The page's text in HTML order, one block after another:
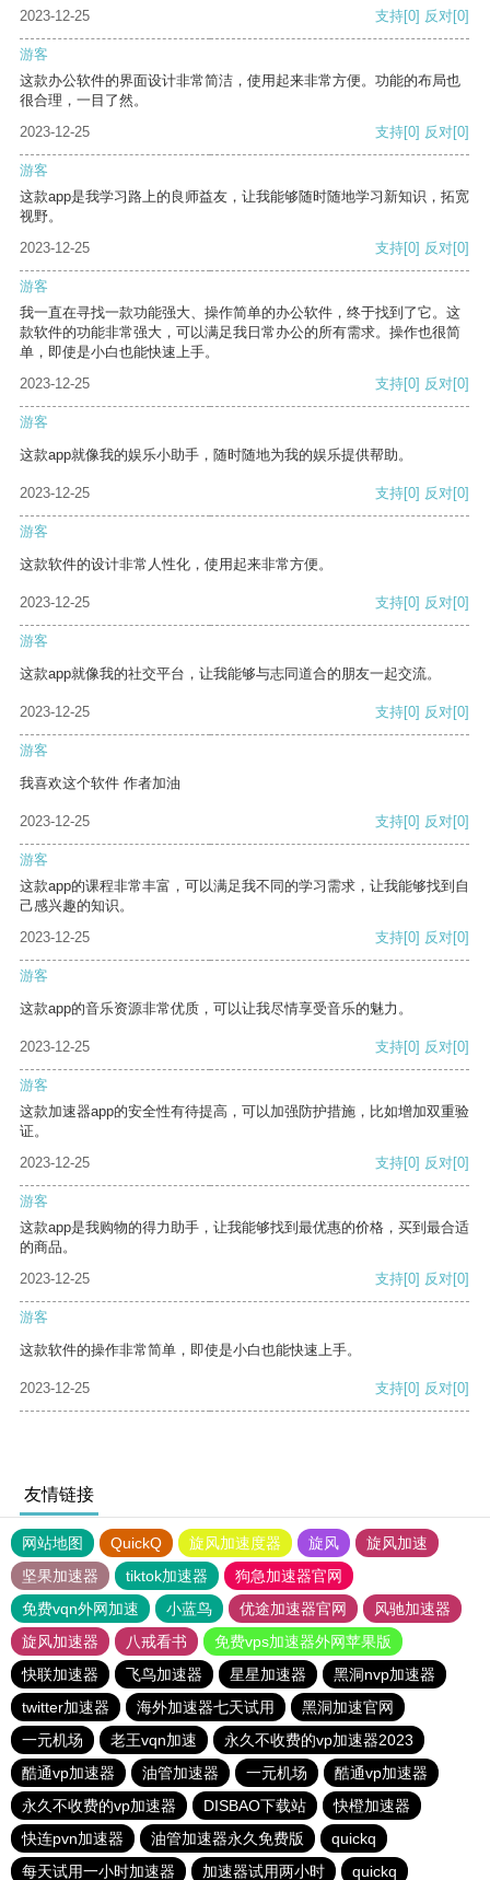
2023-12-25 支持[0] 反对[0]
游客
这款办公软件的界面设计非常简洁，使用起来非常方便。功能的布局也
很合理，一目了然。
2023-12-25
支持[0] 反对[0]
游客
这款app是我学习路上的良师益友，让我能够随时随地学习新知识，拓宽
视野。
2023-12-25
支持[0] 反对[0]
游客
我一直在寻找一款功能强大、操作简单的办公软件，终于找到了它。这
款软件的功能非常强大，可以满足我日常办公的所有需求。操作也很简
单，即使是小白也能快速上手。
2023-12-25
支持[0] 反对[0]
游客
这款app就像我的娱乐小助手，随时随地为我的娱乐提供帮助。
2023-12-25 支持[0] 反对[0]
游客
这款软件的设计非常人性化，使用起来非常方便。
2023-12-25 支持[0] 反对[0]
游客
这款app就像我的社交平台，让我能够与志同道合的朋友一起交流。
2023-12-25 支持[0] 反对[0]
游客
我喜欢这个软件 作者加油
2023-12-25 支持[0] 反对[0]
游客
这款app的课程非常丰富，可以满足我不同的学习需求，让我能够找到自
己感兴趣的知识。
2023-12-25
支持[0] 反对[0]
游客
这款app的音乐资源非常优质，可以让我尽情享受音乐的魅力。
2023-12-25 支持[0] 反对[0]
游客
这款加速器app的安全性有待提高，可以加强防护措施，比如增加双重验
证。
2023-12-25
支持[0] 反对[0]
游客
这款app是我购物的得力助手，让我能够找到最优惠的价格，买到最合适
的商品。
2023-12-25
支持[0] 反对[0]
游客
这款软件的操作非常简单，即使是小白也能快速上手。
2023-12-25 支持[0] 反对[0]
友情链接
网站地图 QuickQ 旋风加速度器 旋风
旋风加速
坚果加速器
tiktok加速器
狗急加速器官网
免费vqn外网加速
小蓝鸟 优途加速器官网
风驰加速器
旋风加速器
八戒看书
免费vps加速器外网苹果版
快联加速器
飞鸟加速器 星星加速器
黑洞nvp加速器
twitter加速器
海外加速器七天试用
黑洞加速官网
一元机场
老王vqn加速
永久不收费的vp加速器2023
酷通vp加速器
油管加速器 一元机场
酷通vp加速器
永久不收费的vp加速器
DISBAO下载站
快橙加速器
快连pvn加速器
油管加速器永久免费版
quickq
每天试用一小时加速器
加速器试用两小时 quickq